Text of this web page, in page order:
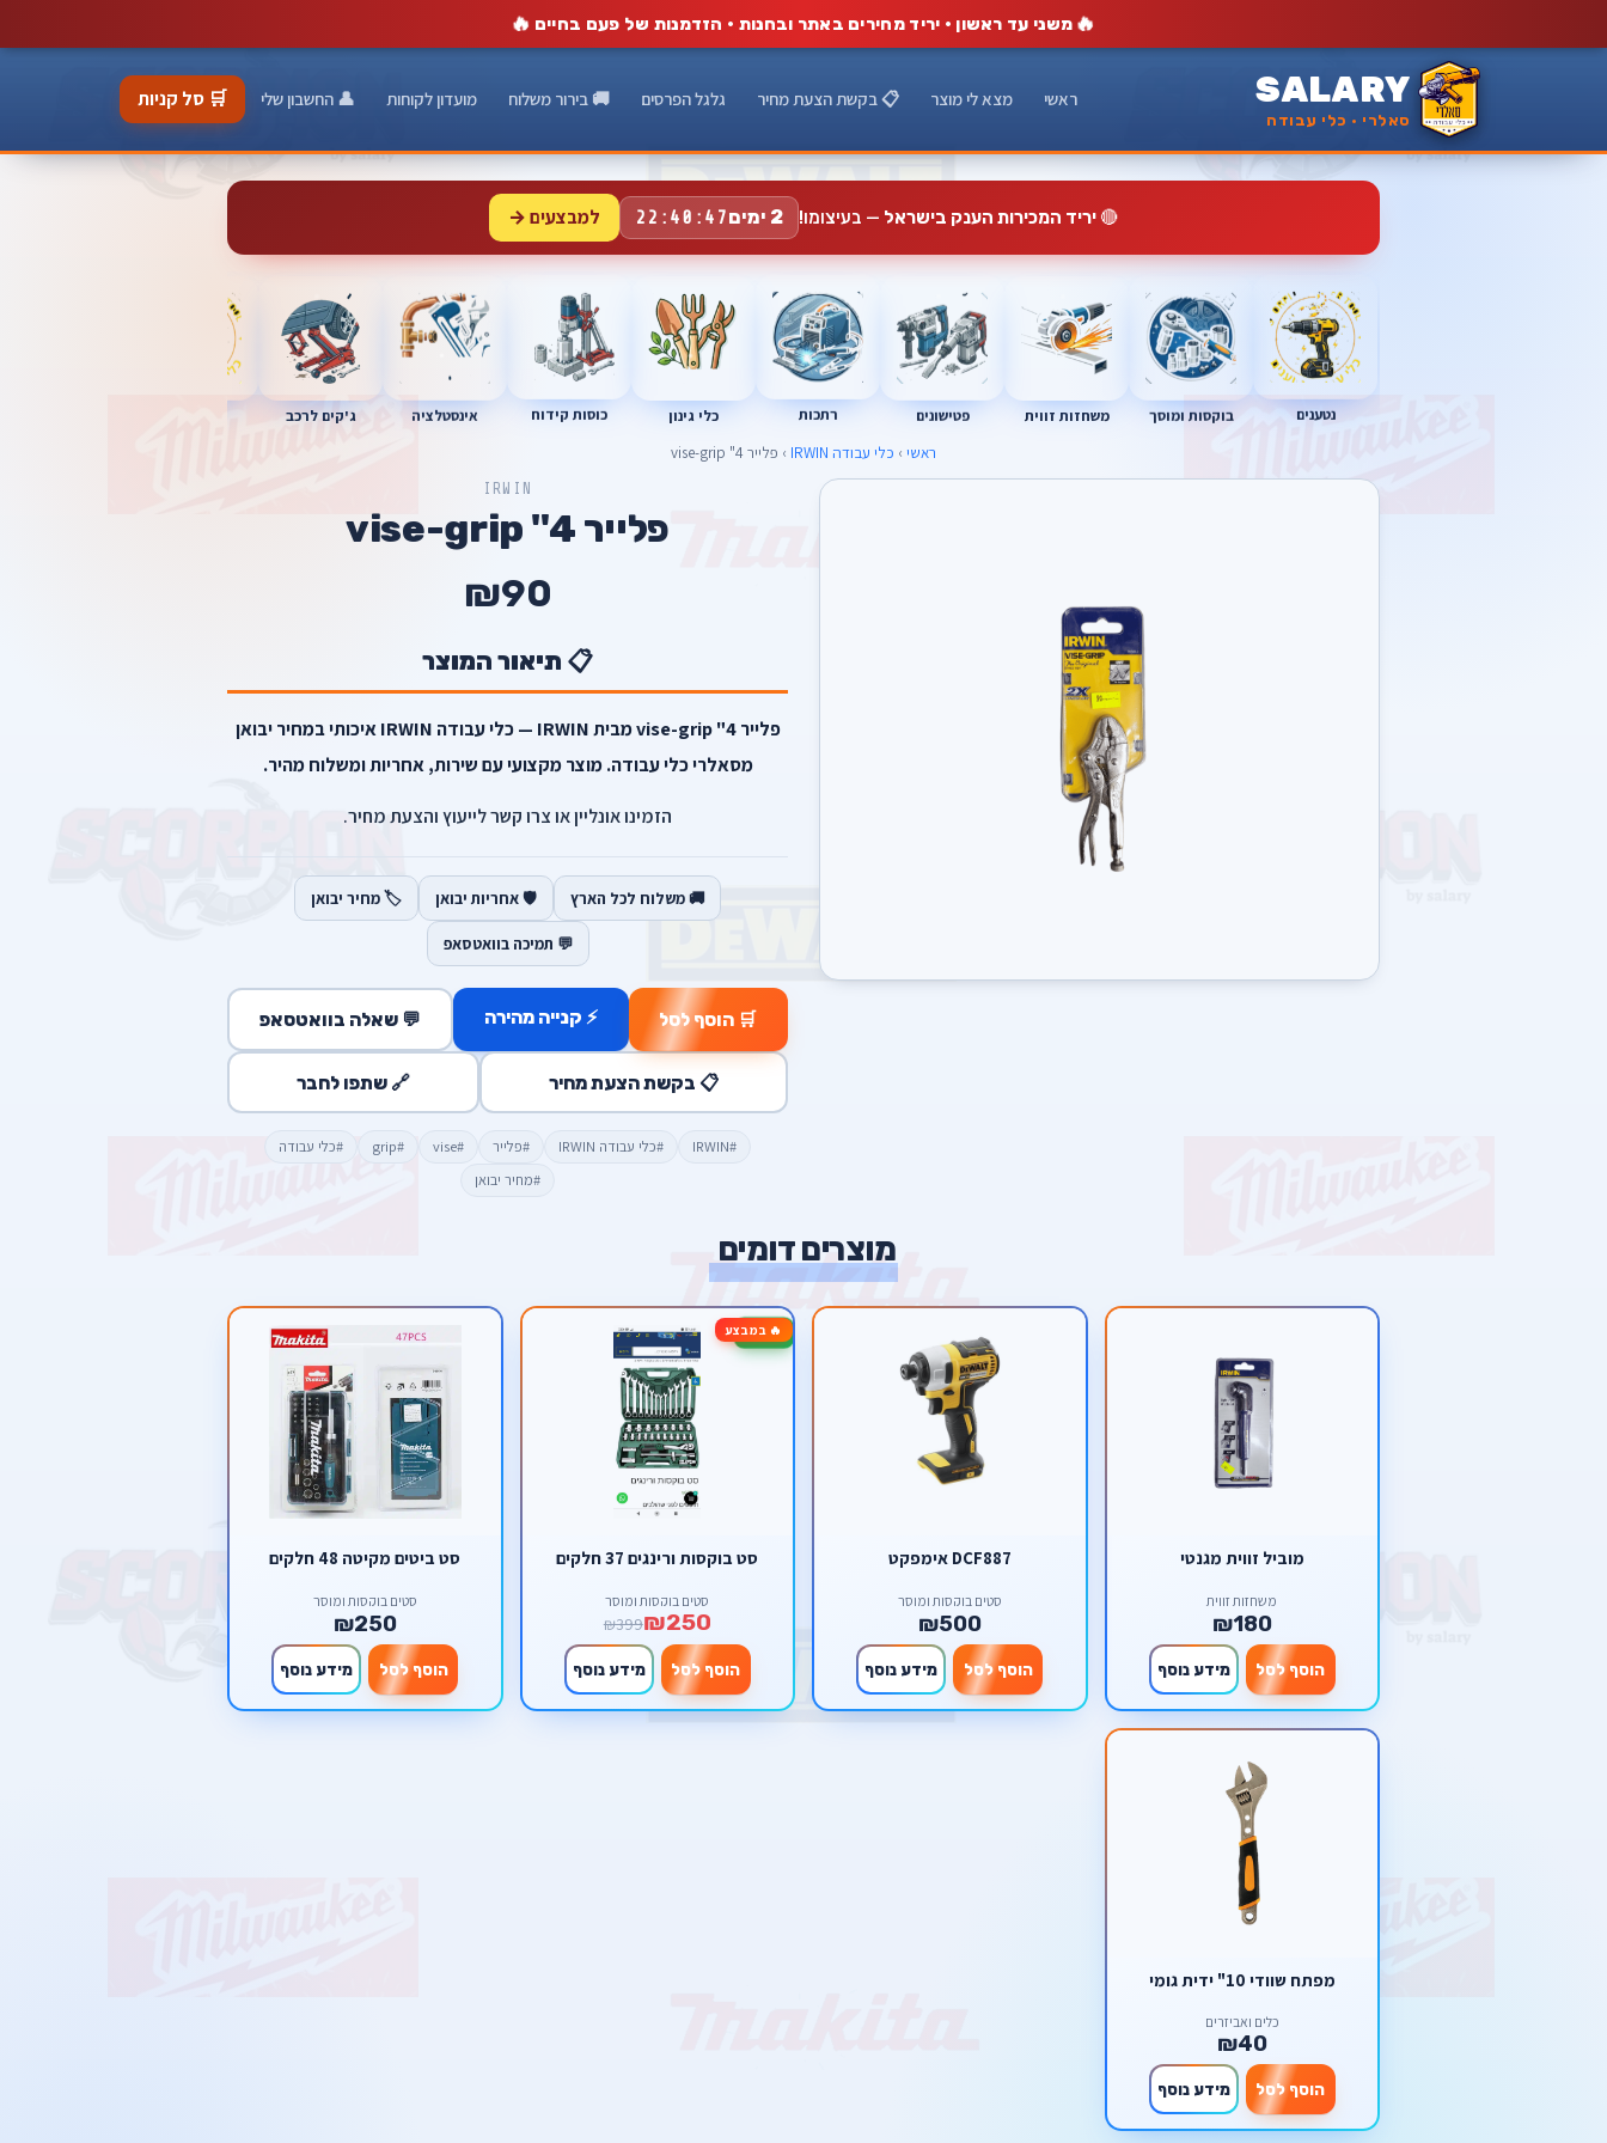
🔥משני עד ראשון · יריד מחירים באתר ובחנות · הזדמנות של פעם בחיים 🔥
SALARY
סאלרי · כלי עבודה
ראשי מצא לי מוצר 📋 בקשת הצעת מחיר גלגל הפרסים 🚚 בירור משלוח מועדון לקוחות 👤 החשבון שלי 🛒 סל קניות
🔴יריד המכירות הענק בישראל — בעיצומו! 2 ימים 22:40:46 למבצעים →
נטענים בוקסות ומוסך משחזות זווית פטישונים רתכות כלי גינון כוסות קידוח אינסטלציה ג'קים לרכב
ראשי › כלי עבודה IRWIN › פלייר 4" vise-grip
IRWIN
פלייר 4" vise-grip
₪90
📋 תיאור המוצר
פלייר 4" vise-grip מבית IRWIN — כלי עבודה IRWIN איכותי במחיר יבואן
מסאלרי כלי עבודה. מוצר מקצועי עם שירות, אחריות ומשלוח מהיר.
הזמינו אונליין או צרו קשר לייעוץ והצעת מחיר.
🚚 משלוח לכל הארץ 🛡️ אחריות יבואן 🏷️ מחיר יבואן
💬 תמיכה בוואטסאפ
🛒 הוסף לסל ⚡ קנייה מהירה 💬 שאלה בוואטסאפ
📋 בקשת הצעת מחיר 🔗 שתפו לחבר
#IRWIN #כלי עבודה IRWIN #פלייר #vise
#grip
#כלי עבודה
#מחיר יבואן
מוצרים דומים
מוביל זווית מגנטי
משחזות זווית
₪180
הוסף לסל מידע נוסף
DCF887 אימפקט
סטים בוקסות ומוסך
₪500
הוסף לסל מידע נוסף
🔥 במבצע-37%
סט בוקסות ורינגים 37 חלקים
סטים בוקסות ומוסך
₪250
₪399
הוסף לסל מידע נוסף
סט ביטים מקיטה 48 חלקים
סטים בוקסות ומוסך
₪250
הוסף לסל מידע נוסף
מפתח שוודי 10" ידית גומי
כלים ואביזרים
₪40
הוסף לסל מידע נוסף